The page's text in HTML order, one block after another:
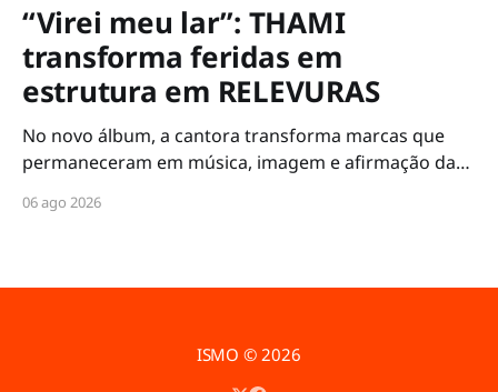
“Virei meu lar”: THAMI
transforma feridas em
estrutura em RELEVURAS
No novo álbum, a cantora transforma marcas que
permaneceram em música, imagem e afirmação da
06 ago 2026
ISMO © 2026